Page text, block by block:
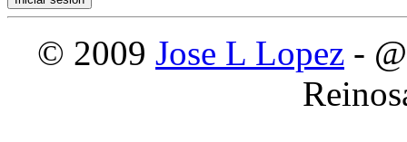
© 2009 Jose L Lopez -